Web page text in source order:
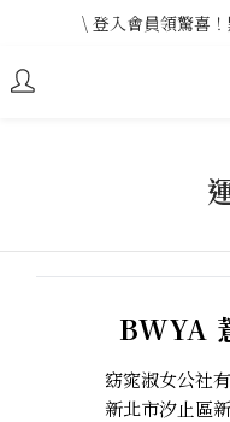
\ 登入會員領驚喜
\ 登入會員領驚喜
\ 單筆消費滿
BWYA
窈窕淑女公社
新北市汐止區